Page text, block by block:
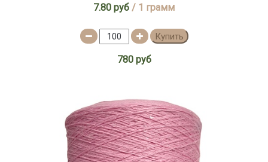
700м/100г
7.80 руб / 1 грамм
Купить
780 руб